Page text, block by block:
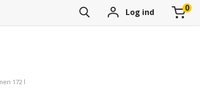
Log ind
172 l